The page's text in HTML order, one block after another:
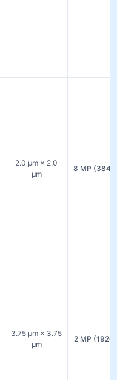
2.0 µm × 2.0
µm
8 MP
3.75 µm × 3.75
µm
2 MP